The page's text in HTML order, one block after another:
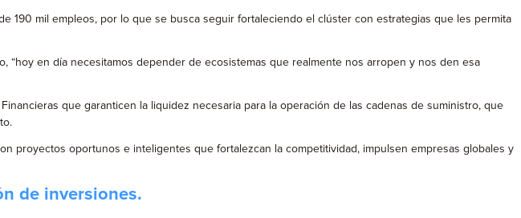
190 mil empleos, por lo que se busca seguir fortaleciendo el clúster con estrategias que les permita
“hoy en día necesitamos depender de ecosistemas que realmente nos arropen y nos den esa
que garanticen la liquidez necesaria para la operación de las cadenas de suministro, que
proyectos oportunos e inteligentes que fortalezcan la competitividad, impulsen empresas globales y
de inversiones.